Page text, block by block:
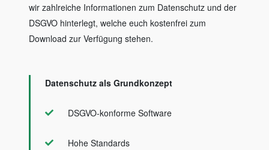
wir zahlreiche Informationen zum Datenschutz und der
DSGVO hinterlegt, welche euch kostenfrei zum
Download zur Verfügung stehen.
Datenschutz als Grundkonzept
DSGVO-konforme Software
Hohe Standards